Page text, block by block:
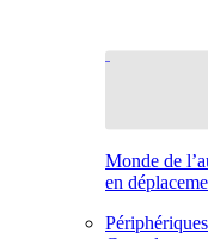
Monde de
en